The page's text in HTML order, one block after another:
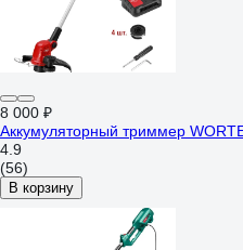
8 000 ₽
Аккумуляторный триммер
4.9
(56)
В корзину